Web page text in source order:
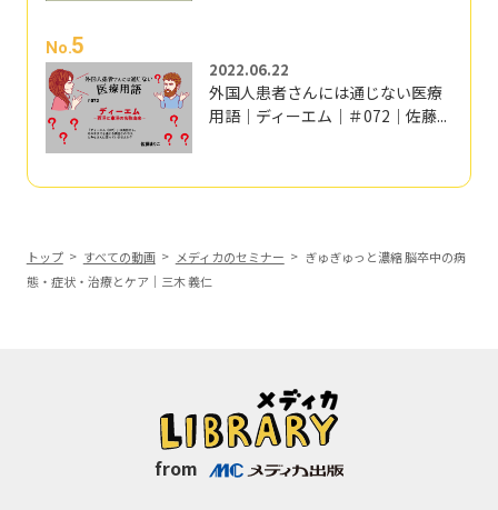
No.5
2022.06.22
外国人患者さんには通じない医療
用語｜ディーエム｜＃072｜佐藤...
トップ すべての動画 メディカのセミナー
ぎゅぎゅっと濃縮 脳卒中の病
態・症状・治療とケア｜三木 義仁
from